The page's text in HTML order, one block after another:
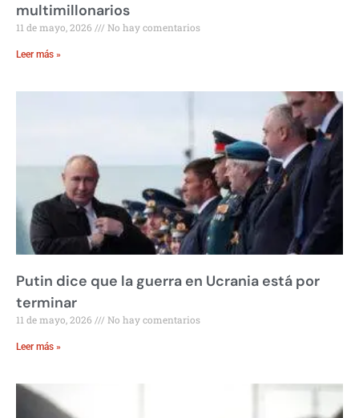
multimillonarios
11 de mayo, 2026 No hay comentarios
Leer más »
Putin dice que la guerra en Ucrania está por
terminar
11 de mayo, 2026 No hay comentarios
Leer más »